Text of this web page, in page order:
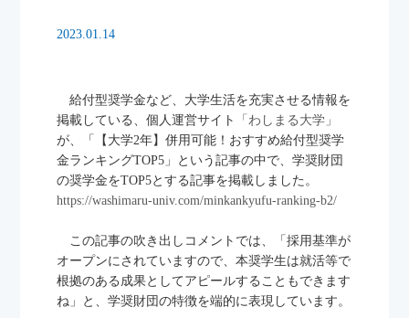
トップページ
お知らせ一覧
2023.01.14
給付型奨学金など、大学生活を充実させる情報を
掲載している、個人運営サイト
「わしまる大学」
が、「【大学2年】併用可能！おすすめ給付型奨学
金ランキングTOP5」という記事の中で、学奨財団
の奨学金をTOP5とする記事を掲載しました。
https://washimaru-univ.com/minkankyufu-ranking-b2/
この記事の吹き出しコメントでは、「採用基準が
オープンにされていますので、本奨学生は就活等で
根拠のある成果としてアピールすることもできます
ね」と、学奨財団の特徴を端的に表現しています。